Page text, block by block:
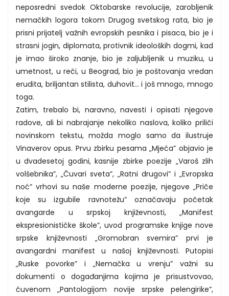
neposredni svedok Oktobarske revolucije, zarobljenik
nemačkih logora tokom Drugog svetskog rata, bio je
prisni prijatelj važnih evropskih pesnika i pisaca, bio je i
strasni jogin, diplomata, protivnik ideoloških dogmi, kad
je imao široko znanje, bio je zaljubljenik u muziku, u
umetnost, u reči, u Beograd, bio je poštovanja vredan
erudita, briljantan stilista, duhovit... i još mnogo, mnogo
toga.
Zatim, trebalo bi, naravno, navesti i opisati njegove
radove, ali bi nabrajanje nekoliko naslova, koliko priliči
novinskom tekstu, možda moglo samo da ilustruje
Vinaverov opus. Prvu zbirku pesama „Mjeća” objavio je
u dvadesetoj godini, kasnije zbirke poezije „Varoš zlih
volšebnika”, „Čuvari sveta”, „Ratni drugovi” i „Evropska
noć” vrhovi su naše moderne poezije, njegove „Priče
koje su izgubile ravnotežu” označavaju početak
avangarde u srpskoj književnosti, „Manifest
ekspresionističke škole”, uvod programske knjige nove
srpske književnosti „Gromobran svemira” prvi je
avangardni manifest u našoj književnosti. Putopisi
„Ruske povorke” i „Nemačka u vrenju” važni su
dokumenti o događanjima kojima je prisustvovao,
čuvenom „Pantologijom novije srpske pelengirike”,